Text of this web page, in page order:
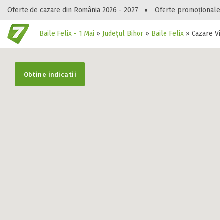
Oferte de cazare din România 2026 - 2027 Oferte promoționale
Baile Felix - 1 Mai » Județul Bihor » Baile Felix » Cazare
Gasești
Obtine indicatii